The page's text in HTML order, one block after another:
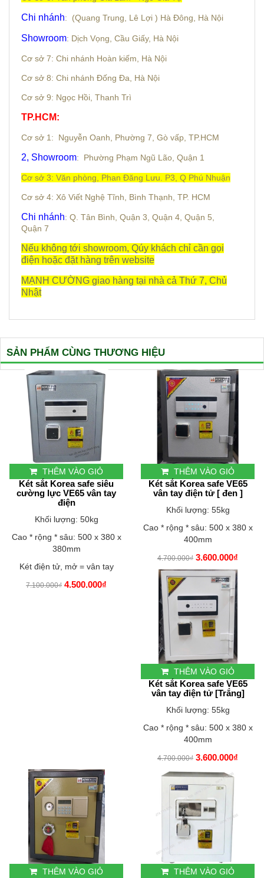
Chi nhánh: (Quang Trung, Lê Lợi ) Hà Đông, Hà Nội
Showroom: Dịch Vọng, Cầu Giấy, Hà Nội
Cơ sở 7: Chi nhánh Hoàn kiếm, Hà Nội
Cơ sở 8: Chi nhánh Đống Đa, Hà Nội
Cơ sở 9: Ngọc Hồi, Thanh Trì
TP.HCM:
Cơ sở 1: Nguyễn Oanh, Phường 7, Gò vấp, TP.HCM
2, Showroom: Phường Phạm Ngũ Lão, Quận 1
Cơ sở 3: Văn phòng, Phan Đăng Lưu. P3, Q Phú Nhuận
Cơ sở 4: Xô Viết Nghệ Tĩnh, Bình Thạnh, TP. HCM
Chi nhánh: Q. Tân Bình, Quận 3, Quận 4, Quận 5,
Quận 7
Nếu không tới showroom, Qúy khách chỉ cần gọi
điện hoặc đặt hàng trên website
MẠNH CƯỜNG giao hàng tại nhà cả Thứ 7, Chủ
Nhật
SẢN PHẨM CÙNG THƯƠNG HIỆU
THÊM VÀO GIỎ
Két sắt Korea safe siêu
cường lực VE65 vân tay
điện
Khối lượng: 50kg
Cao * rộng * sâu: 500 x 380 x
380mm
Két điện tử, mở = vân tay
7.100.000₫ 4.500.000₫
THÊM VÀO GIỎ
Két sắt Korea safe VE65
vân tay điện tử [ đen ]
Khối lượng: 55kg
Cao * rộng * sâu: 500 x 380 x
400mm
4.700.000₫ 3.600.000₫
THÊM VÀO GIỎ
Két sắt Korea safe VE65
vân tay điện tử [Trắng]
Khối lượng: 55kg
Cao * rộng * sâu: 500 x 380 x
400mm
4.700.000₫ 3.600.000₫
THÊM VÀO GIỎ THÊM VÀO GIỎ